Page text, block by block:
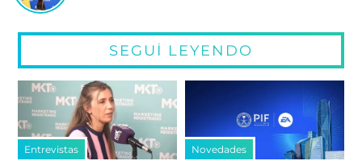
SEGUÍ LEYENDO
Entrevistas Novedades